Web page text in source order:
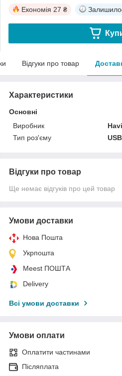
Економія 27 ₴
Відгуки про товар
Характеристики
Основні
Виробник
Тип роз'єму
USB
Відгуки про товар
Ще немає відгуків про цей товар
Умови доставки
Нова Пошта
Укрпошта
Meest ПОШТА
Delivery
Всі умови доставки
Умови оплати
Оплатити частинами
Післяплата